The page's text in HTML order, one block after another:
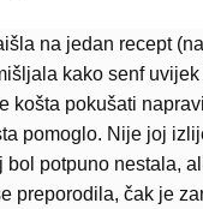
na jedan recept
kako senf uvijek
košta pokušati
pomoglo. Nije joj
bol potpuno nestala,
preporodila, čak je